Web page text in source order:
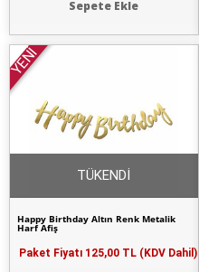
Sepete Ekle
YENİ
Happy Birthday Altın Renk Metalik
Harf Afiş
Paket Fiyatı 125,00 TL (KDV Dahil)
TÜKENDİ